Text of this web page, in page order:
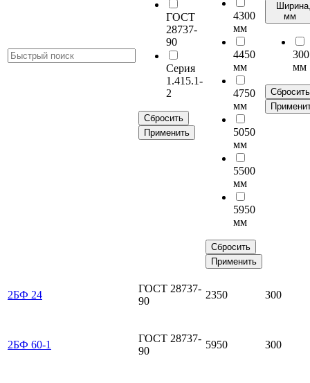
ГОСТ
28737-
90
Серия
1.415.1-
2
Сбросить
Применить
4300
мм
4450
мм
4750
мм
5050
мм
5500
мм
5950
мм
Сбросить
Применить
мм
300
мм
Сбросить
2БФ 24
ГОСТ 28737-
90
2350 300
2БФ 60-1
ГОСТ 28737-
90
5950 300